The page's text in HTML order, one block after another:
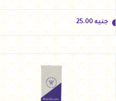
جنيه 25.00
جنيه 25.00